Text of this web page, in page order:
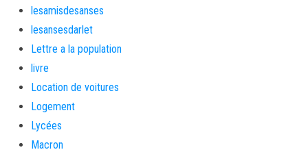
lesamisdesanses
lesansesdarlet
Lettre a la population
livre
Location de voitures
Logement
Lycées
Macron